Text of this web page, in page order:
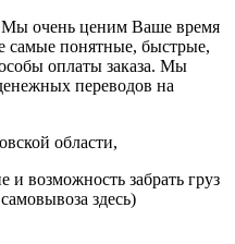
очень ценим Ваше время
самые понятные, быстрые,
оплаты заказа. Мы
переводов на
области,
и возможность забрать груз
здесь)